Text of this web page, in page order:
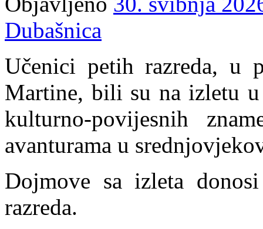
Dubašnica
Učenici petih razreda, u
Martine, bili su na izletu
kulturno-povijesnih
avanturama u
Dojmove sa izleta
razreda.